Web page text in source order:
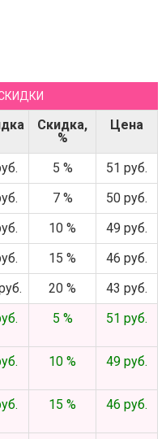
Скидка,
%
Цена
5 %
51 руб.
7 %
50 руб.
10 %
49 руб.
15 %
46 руб.
20 %
43 руб.
5 % 51 руб.
10 % 49 руб.
15 % 46 руб.